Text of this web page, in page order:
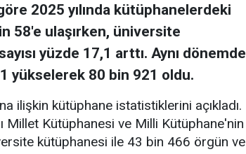
2025 yılında kütüphanelerdeki
58'e ulaşırken, üniversite
yüzde 17,1 arttı. Aynı dönemde
yükselerek 80 bin 921 oldu.
ilişkin kütüphane istatistiklerini açıkladı.
Millet Kütüphanesi ve Milli Kütüphane'nin
kütüphanesi ile 43 bin 466 örgün ve